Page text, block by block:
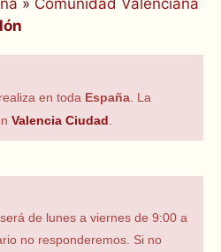
» Comunidad Valenciana
en toda España . La
Valencia Ciudad
será de lunes a viernes de 9:00 a
no responderemos. Si no